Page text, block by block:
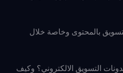
بالمحتوى وخاصة خلال
التسويق الالكتروني؟ وكيف